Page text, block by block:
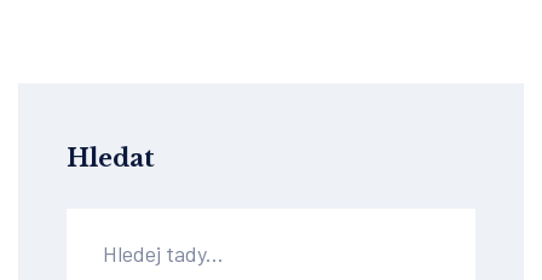
Hledat